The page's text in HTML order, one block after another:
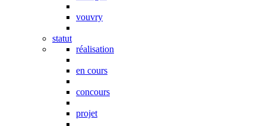
vouvry
statut
réalisation
en cours
concours
projet